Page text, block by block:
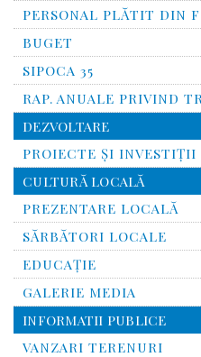
PERSONAL PLĂTIT DIN
BUGET
SIPOCA 35
RAP. ANUALE PRIVIND
DEZVOLTARE
PROIECTE ȘI INVESTIȚII
CULTURĂ LOCALĂ
PREZENTARE LOCALĂ
SĂRBĂTORI LOCALE
EDUCAȚIE
GALERIE MEDIA
INFORMATII PUBLICE
VANZARI TERENURI